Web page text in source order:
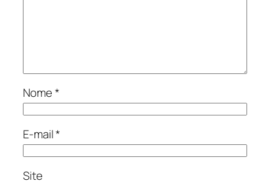
Nome*
E-mail*
Site